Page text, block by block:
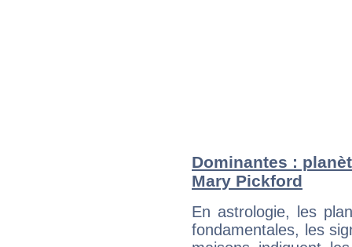
Dominantes :
Mary Pickford
En astrologie, les
fondamentales, les